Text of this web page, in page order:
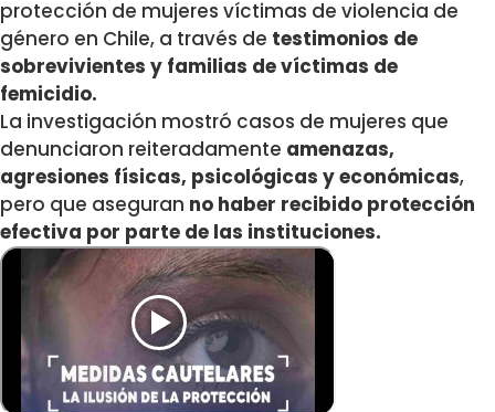
protección de mujeres víctimas de violencia de
género en Chile, a través de testimonios de
sobrevivientes y familias de víctimas de
femicidio.
La investigación mostró casos de mujeres que
denunciaron reiteradamente amenazas,
agresiones físicas, psicológicas y económicas,
pero que aseguran no haber recibido protección
efectiva por parte de las instituciones.